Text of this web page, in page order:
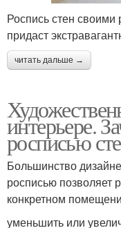
Роспись стен
придаст
читать дальше →
интерьере.
росписью
Большинство
росписью позволяет
конкретном
уменьшить или